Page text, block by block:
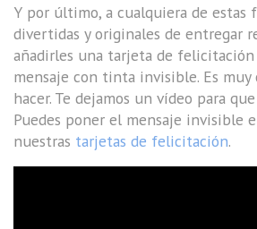
Y por último, a cualquiera de estas
divertidas y originales de entregar
añadirles una tarjeta de
mensaje con tinta invisible. Es
hacer. Te dejamos un vídeo para
Puedes poner el mensaje invisible
nuestras tarjetas de felicitación.